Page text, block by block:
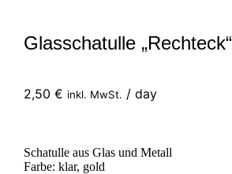
Glasschatulle „Rechteck“
2,50€ inkl. MwSt. / day
Schatulle aus Glas und Metall
Farbe: klar, gold